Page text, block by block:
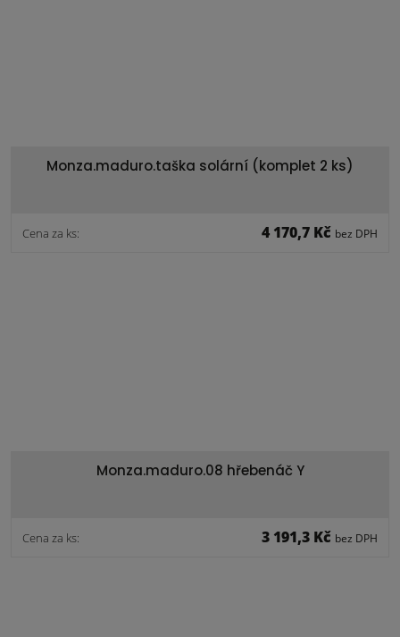
Monza.maduro.taška solární (komplet 2 ks)
Cena za ks: 4 170,7 Kč bez DPH
Monza.maduro.08 hřebenáč Y
Cena za ks: 3 191,3 Kč bez DPH